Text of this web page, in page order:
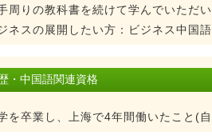
周りの教科書を続けて学んでいただい
ネスの展開したい方：ビジネス中国
・中国語関連資格
を卒業し、上海で4年間働いたこと(